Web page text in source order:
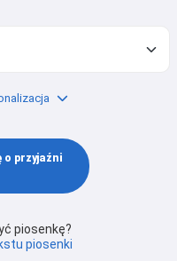
o przyjaźni
piosenkę?
piosenki